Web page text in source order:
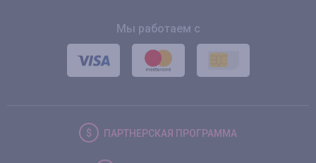
Мы работаем с
ПАРТНЕРСКАЯ ПРОГРАММА